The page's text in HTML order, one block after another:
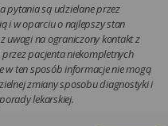
pytania są udzielane przez
i w oparciu o najlepszy stan
uwagi na ograniczony kontakt z
pacjenta niekompletnych
w ten sposób informacje nie mogą
zmiany sposobu diagnostyki i
lekarskiej.